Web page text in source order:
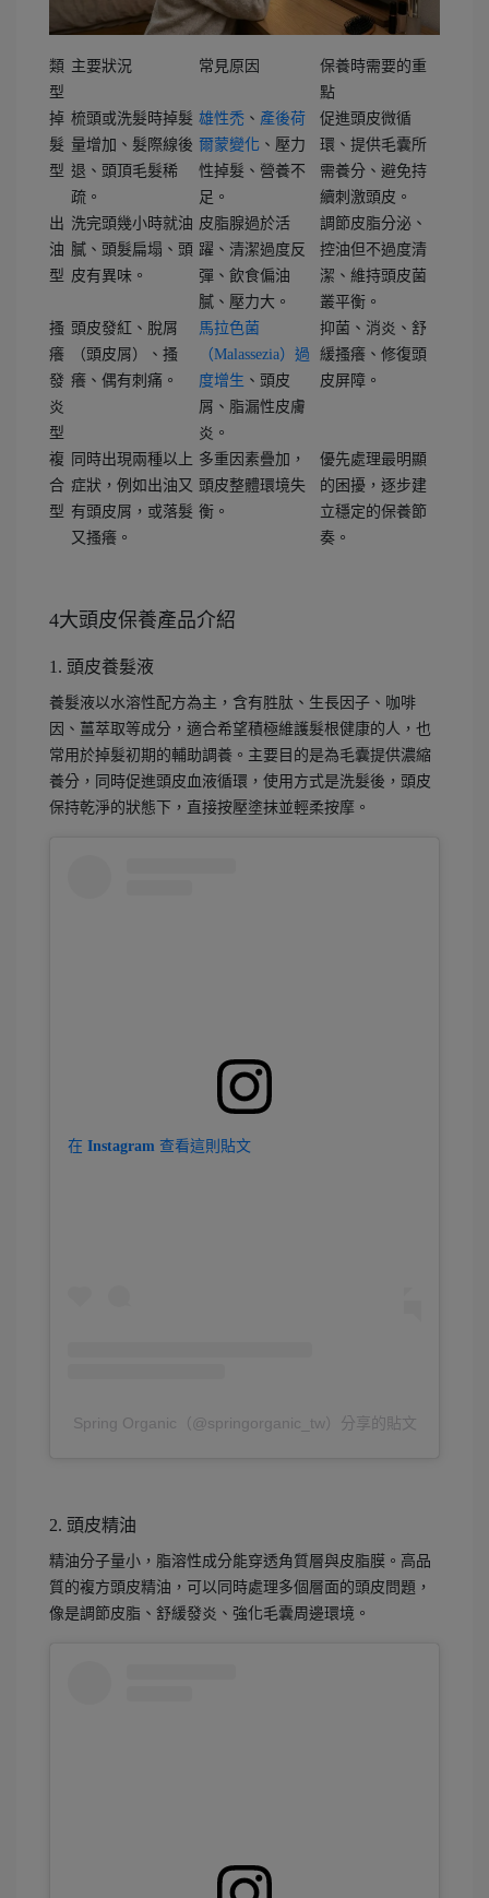
類
型
主要狀況 常見原因
保養時需要的重
點
掉
髮
型
梳頭或洗髮時掉髮
量增加、髮際線後
退、頭頂毛髮稀
疏。
雄性禿 、 產後荷
爾蒙變化 、壓力
性掉髮、營養不
足。
促進頭皮微循
環、提供毛囊所
需養分、避免持
續刺激頭皮。
出
油
型
洗完頭幾小時就油
膩、頭髮扁塌、頭
皮有異味。
皮脂腺過於活
躍、清潔過度反
彈、飲食偏油
膩、壓力大。
調節皮脂分泌、
控油但不過度清
潔、維持頭皮菌
叢平衡。
搔
癢
發
炎
型
頭皮發紅、脫屑
（頭皮屑）、搔
癢、偶有刺痛。
馬拉色菌
（Malassezia）過
度增生 、頭皮
屑、脂漏性皮膚
炎。
抑菌、消炎、舒
緩搔癢、修復頭
皮屏障。
複
合
型
同時出現兩種以上
症狀，例如出油又
有頭皮屑，或落髮
又搔癢。
多重因素疊加，
頭皮整體環境失
衡。
優先處理最明顯
的困擾，逐步建
立穩定的保養節
奏。
4大頭皮保養產品介紹
1. 頭皮養髮液
養髮液以水溶性配方為主，含有胜肽、生長因子、咖啡
因、薑萃取等成分，適合希望積極維護髮根健康的人，也
常用於掉髮初期的輔助調養。主要目的是為毛囊提供濃縮
養分，同時促進頭皮血液循環，使用方式是洗髮後，頭皮
保持乾淨的狀態下，直接按壓塗抹並輕柔按摩。
在 Instagram 查看這則貼文
Spring Organic（@springorganic_tw）分享的貼文
2. 頭皮精油
精油分子量小，脂溶性成分能穿透角質層與皮脂膜。高品
質的複方頭皮精油，可以同時處理多個層面的頭皮問題，
像是調節皮脂、舒緩發炎、強化毛囊周邊環境。